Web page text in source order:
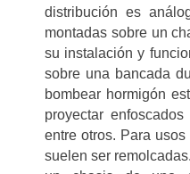
distribución es
montadas sobre un
su instalación y
sobre una bancada
bombear hormigón
proyectar
entre otros. Para
suelen ser